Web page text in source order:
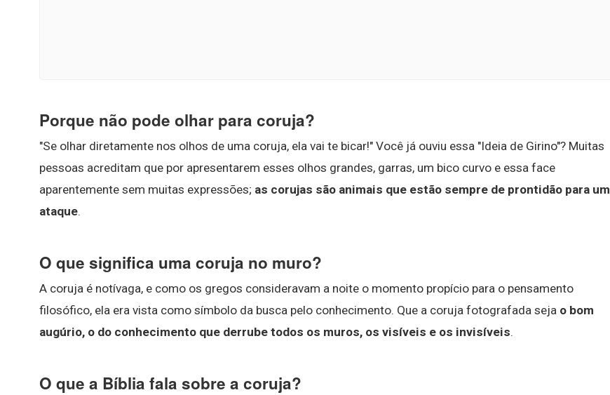
Porque não pode olhar para coruja?
"Se olhar diretamente nos olhos de uma coruja, ela vai te bicar!" Você já ouviu essa "Ideia de Girino"? Muitas
pessoas acreditam que por apresentarem esses olhos grandes, garras, um bico curvo e essa face
aparentemente sem muitas expressões; as corujas são animais que estão sempre de prontidão para um
ataque.
O que significa uma coruja no muro?
A coruja é notívaga, e como os gregos consideravam a noite o momento propício para o pensamento
filosófico, ela era vista como símbolo da busca pelo conhecimento. Que a coruja fotografada seja o bom
augúrio, o do conhecimento que derrube todos os muros, os visíveis e os invisíveis.
O que a Bíblia fala sobre a coruja?